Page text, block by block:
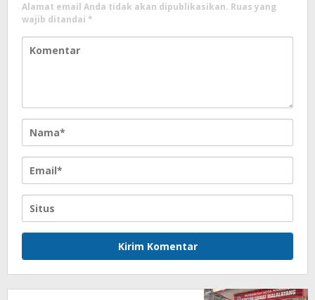
Alamat email Anda tidak akan dipublikasikan. Ruas yang
wajib ditandai *